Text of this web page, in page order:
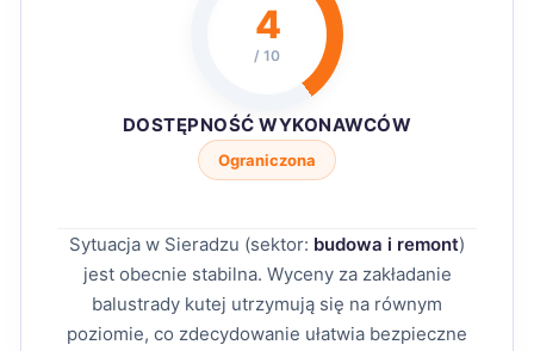
4
/ 10
DOSTĘPNOŚĆ WYKONAWCÓW
Ograniczona
Sytuacja w Sieradzu (sektor: budowa i remont)
jest obecnie stabilna. Wyceny za zakładanie
balustrady kutej utrzymują się na równym
poziomie, co zdecydowanie ułatwia bezpieczne